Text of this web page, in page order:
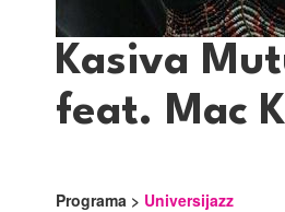
Kasiva
feat. Mac
Programa > Universijazz